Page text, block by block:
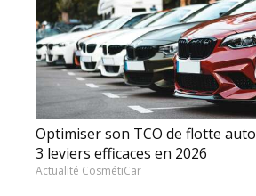
Optimiser son TCO de flotte
3 leviers efficaces en 2026
Actualité CosmétiCar